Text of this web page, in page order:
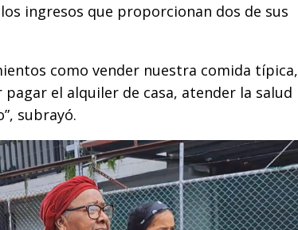
ingresos que proporcionan dos de sus
como vender nuestra comida típica,
el alquiler de casa, atender la salud
subrayó.